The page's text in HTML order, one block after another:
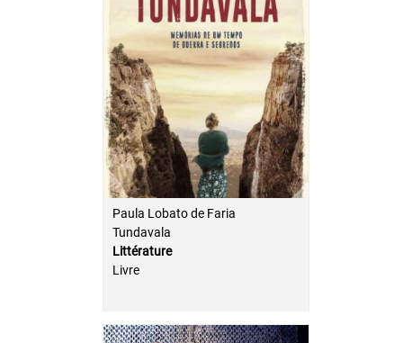
Paula Lobato de Faria
Tundavala
Littérature
Livre